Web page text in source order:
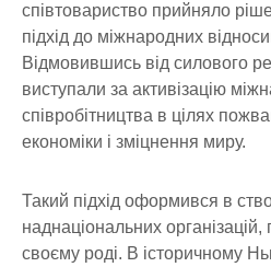
співтовариство прийняло
підхід до міжнародних
Відмовившись від силового
виступали за активізацію
співробітництва в цілях
економіки і зміцнення миру.
Такий підхід оформився в
наднаціональних
своєму роді. В історичному